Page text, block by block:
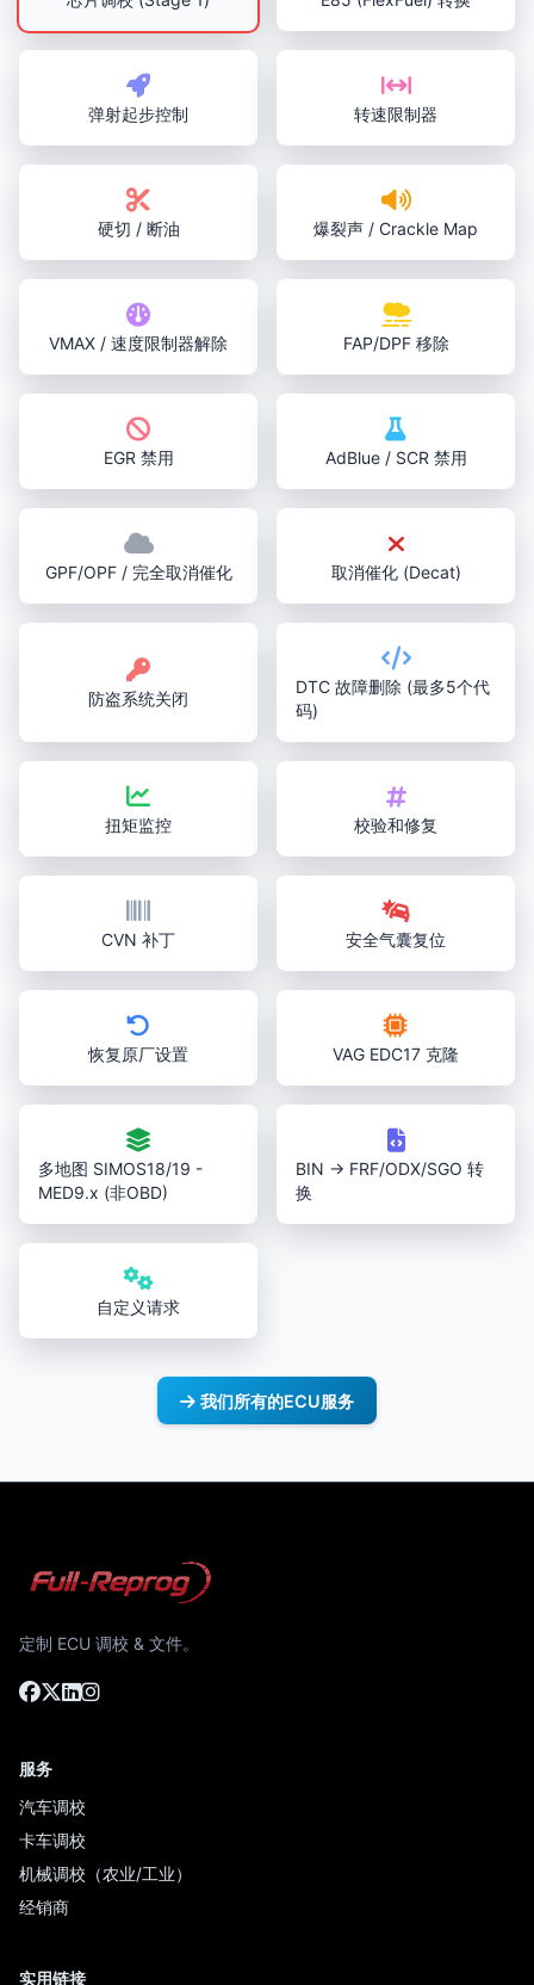
弹射起步控制 转速限制器
硬切 / 断油 爆裂声 / Crackle Map
VMAX / 速度限制器解除 FAP/DPF 移除
EGR 禁用 AdBlue / SCR 禁用
GPF/OPF / 完全取消催化 取消催化 (Decat)
防盗系统关闭
DTC 故障删除 (最多5个代
码)
扭矩监控 校验和修复
CVN 补丁 安全气囊复位
恢复原厂设置 VAG EDC17 克隆
多地图 SIMOS18/19 -
MED9.x (非OBD)
BIN → FRF/ODX/SGO 转
换
自定义请求
我们所有的ECU服务
定制 ECU 调校 & 文件。
服务
汽车调校
卡车调校
机械调校（农业/工业）
经销商
实用链接